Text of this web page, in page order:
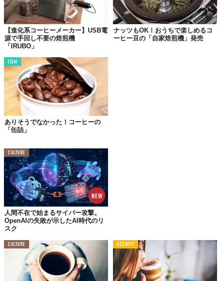
店内はシンプルそのもの。無駄なものもなく、大きなカウンター
テーブルがあるだけ。椅子も2〜3脚しかありません。そして
「Roasters」と名が付くだけあって、奥には大きな焙煎機。しか
も2機！
【進化系コーヒーメーカー】USB電
源で手回し不要の焙煎機
「IRUBO」
ナッツもOK！おうちで楽しめるコ
ーヒー豆の「自家焙煎機」発売
ITEM
ありそうでなかった！コーヒーの
「缶詰」
CULTURE
人間不在で始まるサイバー攻撃。
OpenAIの失敗が示したAI時代のリ
スク
CULTURE ACTIVITY